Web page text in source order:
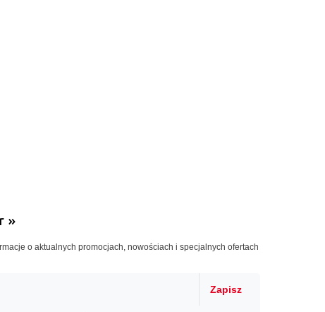
»
o aktualnych promocjach, nowościach i specjalnych ofertach
Zapisz